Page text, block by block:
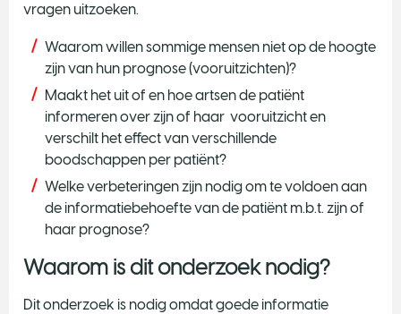
vragen uitzoeken.
Waarom willen sommige mensen niet op de hoogte
zijn van hun prognose (vooruitzichten)?
Maakt het uit of en hoe artsen de patiënt
informeren over zijn of haar vooruitzicht en
verschilt het effect van verschillende
boodschappen per patiënt?
Welke verbeteringen zijn nodig om te voldoen aan
de informatiebehoefte van de patiënt m.b.t. zijn of
haar prognose?
Waarom is dit onderzoek nodig?
Dit onderzoek is nodig omdat goede informatie